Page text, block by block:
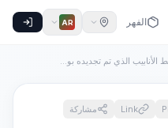
الفهرس AR
الذي تم تجديده بو...
Link
مشاركة